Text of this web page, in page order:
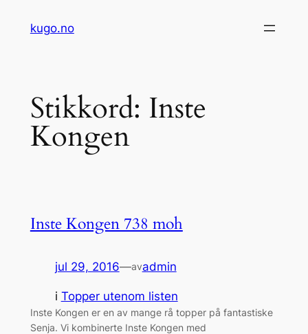
kugo.no
Stikkord: Inste
Kongen
Inste Kongen 738 moh
jul 29, 2016—avadmin
i Topper utenom listen
Inste Kongen er en av mange rå topper på fantastiske
Senja. Vi kombinerte Inste Kongen med